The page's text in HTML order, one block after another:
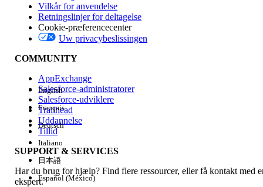
Version
Experience
Ryd alle Udført
Vilkår for anvendelse
Retningslinjer for deltagelse
Cookie-præferencecenter
Uw privacybeslissingen
COMMUNITY
AppExchange
Salesforce-administratorer
Salesforce-udviklere
Trailhead
Uddannelse
Tillid
SUPPORT & SERVICES
Har du brug for hjælp? Find flere ressourcer, eller få kontakt med
ekspert.
English
Français
Deutsch
Italiano
日本語
Español (México)